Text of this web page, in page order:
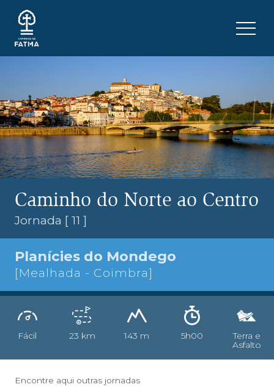
Caminho do Norte ao Centro
Jornada [ 11 ]
Planícies do Mondego
[Mealhada - Coimbra]
Fácil 23 km 143 m 5h00
Terra e
Asfalto
Encontre aqui outras jornadas